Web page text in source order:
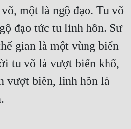
một là ngộ đạo. Tu võ
đạo tức tu linh hồn. Sư
gian là một vùng biển
tu võ là vượt biển khổ,
vượt biển, linh hồn là